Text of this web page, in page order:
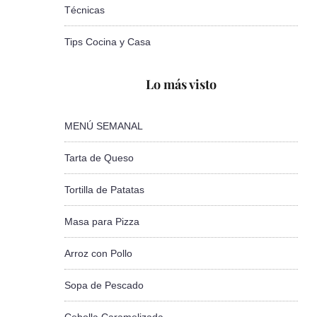
Técnicas
Tips Cocina y Casa
Lo más visto
MENÚ SEMANAL
Tarta de Queso
Tortilla de Patatas
Masa para Pizza
Arroz con Pollo
Sopa de Pescado